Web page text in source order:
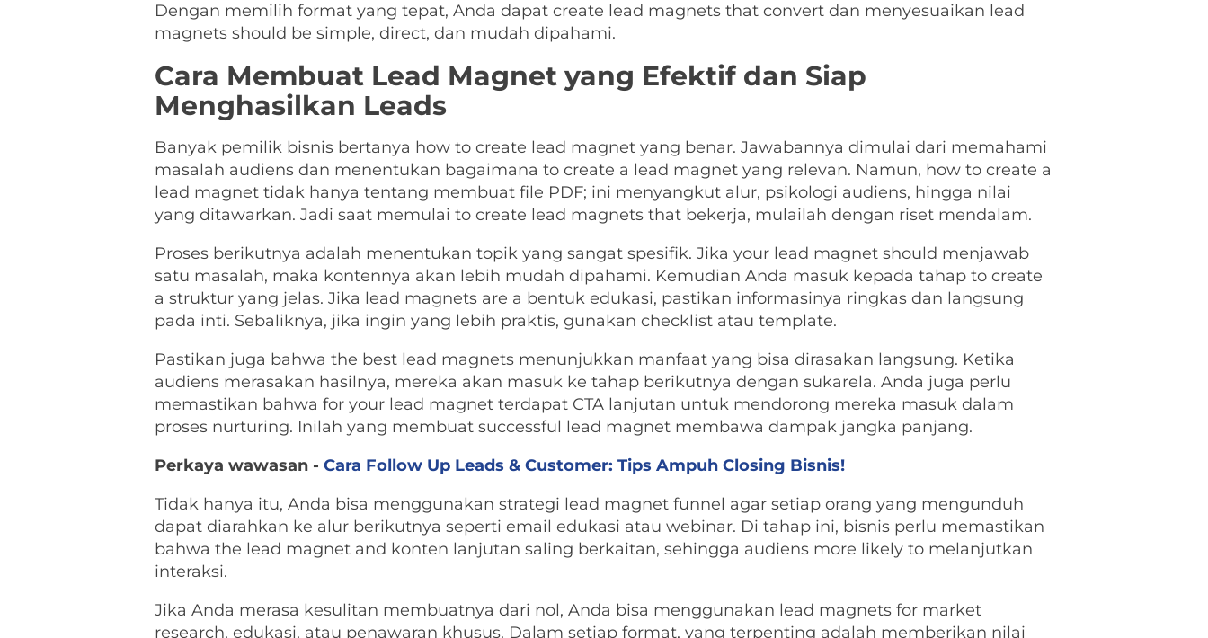
Dengan memilih format yang tepat, Anda dapat create lead magnets that convert dan menyesuaikan lead
magnets should be simple, direct, dan mudah dipahami.
Cara Membuat Lead Magnet yang Efektif dan Siap
Menghasilkan Leads
Banyak pemilik bisnis bertanya how to create lead magnet yang benar. Jawabannya dimulai dari memahami
masalah audiens dan menentukan bagaimana to create a lead magnet yang relevan. Namun, how to create a
lead magnet tidak hanya tentang membuat file PDF; ini menyangkut alur, psikologi audiens, hingga nilai
yang ditawarkan. Jadi saat memulai to create lead magnets that bekerja, mulailah dengan riset mendalam.
Proses berikutnya adalah menentukan topik yang sangat spesifik. Jika your lead magnet should menjawab
satu masalah, maka kontennya akan lebih mudah dipahami. Kemudian Anda masuk kepada tahap to create
a struktur yang jelas. Jika lead magnets are a bentuk edukasi, pastikan informasinya ringkas dan langsung
pada inti. Sebaliknya, jika ingin yang lebih praktis, gunakan checklist atau template.
Pastikan juga bahwa the best lead magnets menunjukkan manfaat yang bisa dirasakan langsung. Ketika
audiens merasakan hasilnya, mereka akan masuk ke tahap berikutnya dengan sukarela. Anda juga perlu
memastikan bahwa for your lead magnet terdapat CTA lanjutan untuk mendorong mereka masuk dalam
proses nurturing. Inilah yang membuat successful lead magnet membawa dampak jangka panjang.
Perkaya wawasan - Cara Follow Up Leads & Customer: Tips Ampuh Closing Bisnis!
Tidak hanya itu, Anda bisa menggunakan strategi lead magnet funnel agar setiap orang yang mengunduh
dapat diarahkan ke alur berikutnya seperti email edukasi atau webinar. Di tahap ini, bisnis perlu memastikan
bahwa the lead magnet and konten lanjutan saling berkaitan, sehingga audiens more likely to melanjutkan
interaksi.
Jika Anda merasa kesulitan membuatnya dari nol, Anda bisa menggunakan lead magnets for market
research, edukasi, atau penawaran khusus. Dalam setiap format, yang terpenting adalah memberikan nilai